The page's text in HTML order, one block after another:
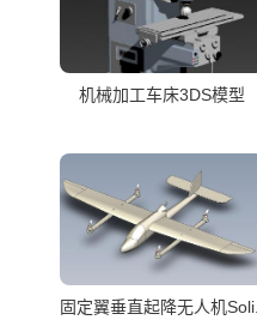
机械加工车床3DS模型
固定翼垂直起降无人机Soli..